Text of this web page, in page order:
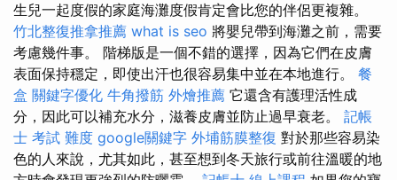
生兒一起度假的家庭海灘度假肯定會比您的伴侶更複雜。
竹北整復推拿推薦 what is seo 將嬰兒帶到海灘之前，需要
考慮幾件事。 階梯版是一個不錯的選擇，因為它們在皮膚
表面保持穩定，即使出汗也很容易集中並在本地進行。 餐
盒 關鍵字優化 牛角撥筋 外燴推薦 它還含有護理活性成
分，因此可以補充水分，滋養皮膚並防止過早衰老。 記帳
士 考試 難度 google關鍵字 外埔筋膜整復 對於那些容易染
色的人來說，尤其如此，甚至想到冬天旅行或前往溫暖的地